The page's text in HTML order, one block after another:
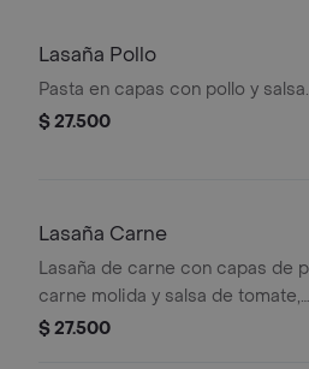
Lasaña Pollo
Pasta en capas con pollo y salsa.
$ 27.500
Lasaña Carne
Lasaña de carne con capas de
carne molida y salsa de tomate,
cubierta con queso gratinado.
$ 27.500